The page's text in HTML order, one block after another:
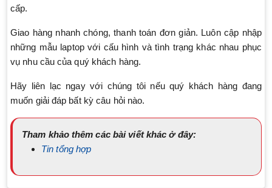
cấp.
Giao hàng nhanh chóng, thanh toán đơn giản. Luôn cập nhập
những mẫu laptop với cấu hình và tình trạng khác nhau phục
vụ nhu cầu của quý khách hàng.
Hãy liên lạc ngay với chúng tôi nếu quý khách hàng đang
muốn giải đáp bất kỳ câu hỏi nào.
Tham khảo thêm các bài viết khác ở đây:
Tin tổng hợp